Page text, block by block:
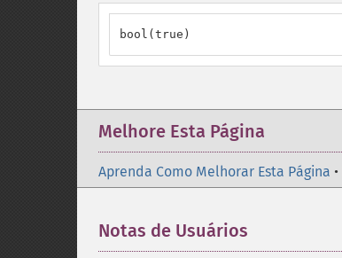
bool(true)
Melhore Esta Página
Aprenda Como Melhorar Esta Página •
Notas de Usuários